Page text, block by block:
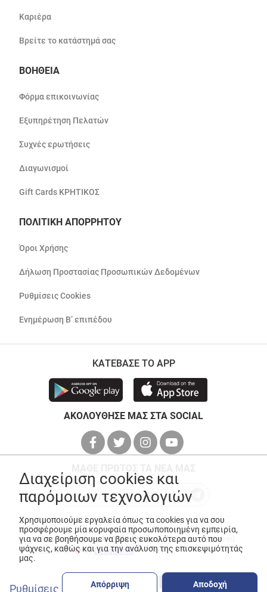
Καριέρα
Βρείτε το κατάστημά σας
ΒΟΗΘΕΙΑ
Φόρμα επικοινωνίας
Εξυπηρέτηση Πελατών
Συχνές ερωτήσεις
Διαγωνισμοί
Gift Cards ΚΡΗΤΙΚΟΣ
ΠΟΛΙΤΙΚΗ ΑΠΟΡΡΗΤΟΥ
Όροι Χρήσης
Δήλωση Προστασίας Προσωπικών Δεδομένων
Ρυθμίσεις Cookies
Ενημέρωση Β’ επιπέδου
ΚΑΤΕΒΑΣΕ ΤΟ APP
ΑΚΟΛΟΥΘΗΣΕ ΜΑΣ ΣΤΑ SOCIAL
© Copyright 2026ANEDIK Kritikos. All Rights Reserved
Made with
byDesquared
Διαχείριση cookies και
παρόμοιων τεχνολογιών
Χρησιμοποιούμε εργαλεία όπως τα cookies για να σου
προσφέρουμε μία κορυφαία προσωποποιημένη εμπειρία,
για να σε βοηθήσουμε να βρεις ευκολότερα αυτό που
ψάχνεις, καθώς και για την ανάλυση της επισκεψιμότητάς
μας.
Ρυθμίσεις Απόρριψη Αποδοχή